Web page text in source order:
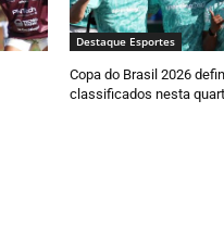
Destaque Esportes
Copa do Brasil 2026
classificados nesta